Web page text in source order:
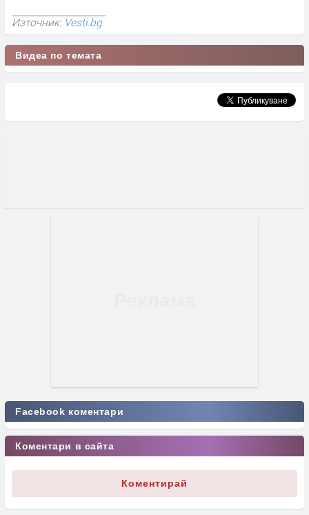
Източник:Vesti.bg
Видеа по темата
Facebook коментари
Коментари в сайта
Коментирай